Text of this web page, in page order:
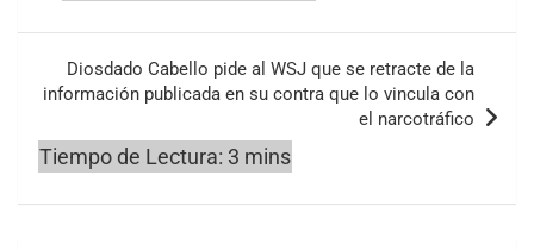
Diosdado Cabello pide al WSJ que se retracte de la
información publicada en su contra que lo vincula con
el narcotráfico